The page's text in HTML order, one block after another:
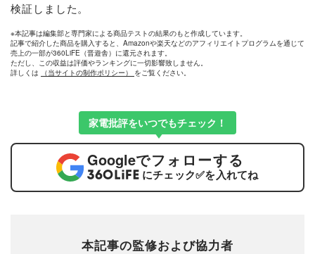
検証しました。
※本記事は編集部と専門家による商品テストの結果のもと作成しています。
記事で紹介した商品を購入すると、Amazonや楽天などのアフィリエイトプログラムを通じて
売上の一部が360LiFE（晋遊舎）に還元されます。
ただし、この収益は評価やランキングに一切影響致しません。
詳しくは
（当サイトの制作ポリシー） をご覧ください。
家電批評をいつでもチェック！
Googleでフォローする
にチェック✅を入れてね
本記事の監修および協力者